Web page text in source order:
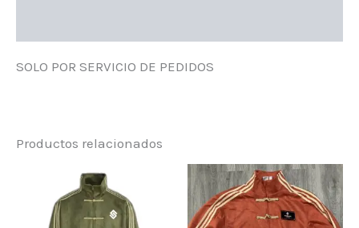
SOLO POR SERVICIO DE PEDIDOS
Productos relacionados